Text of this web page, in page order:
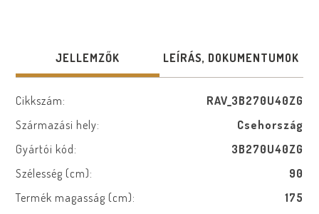
JELLEMZŐK LEÍRÁS, DOKUMENTUMOK
Cikkszám:
RAV_3B270U40ZG
Származási hely:
Csehország
Gyártói kód:
3B270U40ZG
Szélesség (cm):
90
Termék magasság (cm):
175